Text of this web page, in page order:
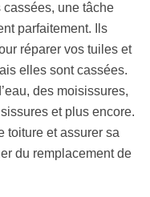
une tâche
parfaitement. Ils
réparer vos tuiles et
elles sont cassées.
des moisissures,
et plus encore.
toiture et assurer sa
du remplacement de